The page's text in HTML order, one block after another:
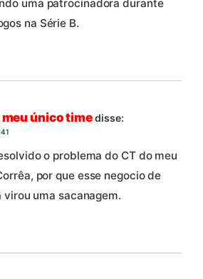
uma patrocinadora durante
na Série B.
único timedisse:
o problema do CT do meu
por que esse negocio de
uma sacanagem.